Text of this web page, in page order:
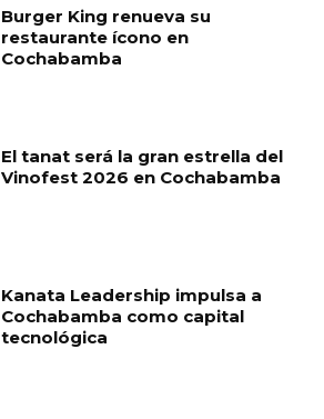
Burger King renueva su
restaurante ícono en
Cochabamba
El tanat será la gran estrella del
Vinofest 2026 en Cochabamba
Kanata Leadership impulsa a
Cochabamba como capital
tecnológica